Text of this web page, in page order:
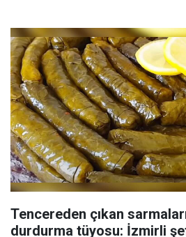
Tencereden çıkan
durdurma tüyosu: İzmirli